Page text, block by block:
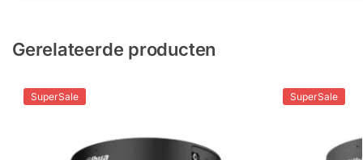
Gerelateerde producten
SuperSale SuperSale